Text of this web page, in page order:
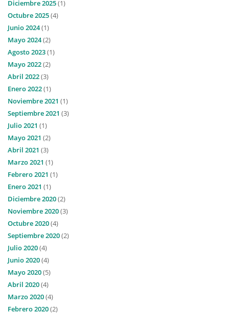
Diciembre 2025(1)
Octubre 2025(4)
Junio 2024(1)
Mayo 2024(2)
Agosto 2023(1)
Mayo 2022(2)
Abril 2022(3)
Enero 2022(1)
Noviembre 2021 (1)
Septiembre 2021 (3)
Julio 2021 (1)
Mayo 2021 (2)
Abril 2021 (3)
Marzo 2021 (1)
Febrero 2021 (1)
Enero 2021 (1)
Diciembre 2020(2)
Noviembre 2020(3)
Octubre 2020(4)
Septiembre 2020(2)
Julio 2020(4)
Junio 2020(4)
Mayo 2020(5)
Abril 2020(4)
Marzo 2020(4)
Febrero 2020(2)